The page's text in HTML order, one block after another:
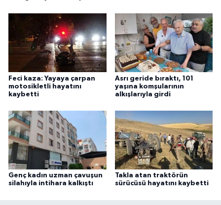
Feci kaza: Yayaya çarpan
motosikletli hayatını
kaybetti
Asrı geride bıraktı, 101
yaşına komşularının
alkışlarıyla girdi
Genç kadın uzman çavuşun
silahıyla intihara kalkıştı
Takla atan traktörün
sürücüsü hayatını kaybetti